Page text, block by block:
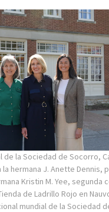
de la Sociedad de Socorro,
hermana J. Anette Dennis,
Kristin M. Yee, segunda
de Ladrillo Rojo en
mundial de la Sociedad